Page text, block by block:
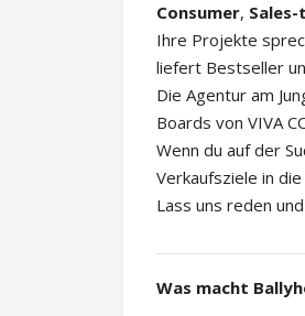
Consumer,
Ihre Projekte
liefert Bestseller
Die Agentur am
Boards von VIVA
Wenn du auf der
Verkaufsziele in
Lass uns reden
Was macht